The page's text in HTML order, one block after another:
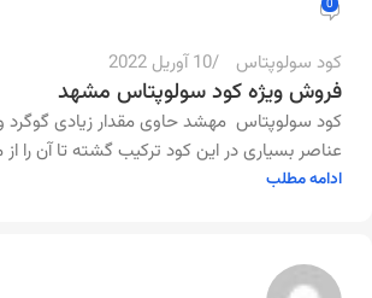
0
کود سولوپتاس 10 آوریل 2022
فروش ویژه کود سولوپتاس مشهد
کود سولوپتاس مهشد حاوی مقدار زیادی گوگرد
عناصر بسیاری در این کود ترکیب گشته تا آن را
ادامه مطلب